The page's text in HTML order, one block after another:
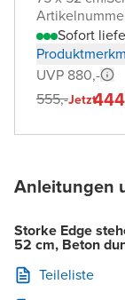
Sofort
UVP 880,-
555,-Jetzt
Anleitungen
Storke Edge
52 cm, Beton
Teileliste